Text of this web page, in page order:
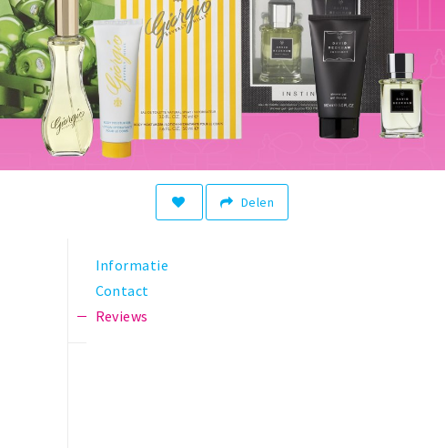
Delen
Informatie
Contact
Reviews